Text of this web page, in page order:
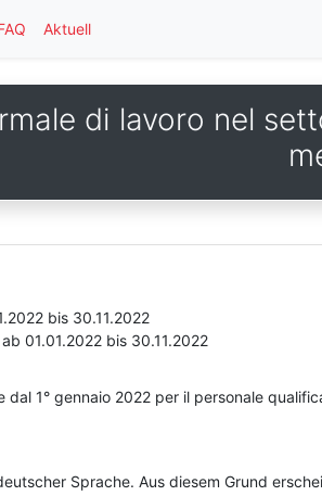
Aktuell
di lavoro nel
bis 30.11.2022
ab 01.01.2022 bis 30.11.2022
dal 1° gennaio 2022 per il personale
Sprache. Aus diesem Grund